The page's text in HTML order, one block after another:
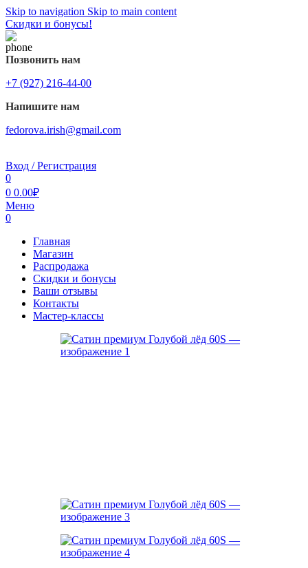
Skip to navigation Skip to main content
Скидки и бонусы!
Позвонить нам
+7 (927) 216-44-00
Напишите нам
fedorova.irish@gmail.com
Вход / Регистрация
0
0 0.00₽
Меню
0
Главная
Магазин
Распродажа
Cкидки и бонусы
Ваши отзывы
Контакты
Мастер-классы